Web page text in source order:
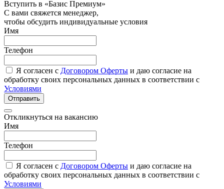
Вступить в «Базис Премиум»
С вами свяжется менеджер,
чтобы обсудить индивидуальные условия
Имя
Телефон
Я согласен с Договором Оферты и даю согласие на
обработку своих персональных данных в соответствии с
Условиями
Отправить
Откликнуться на вакансию
Имя
Телефон
Я согласен с Договором Оферты и даю согласие на
обработку своих персональных данных в соответствии с
Условиями